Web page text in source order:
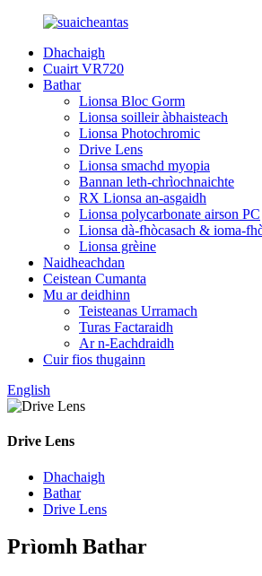
Dhachaigh
Cuairt VR720
Bathar
Lionsa Bloc Gorm
Lionsa soilleir àbhaisteach
Lionsa Photochromic
Drive Lens
Lionsa smachd myopia
Bannan leth-chrìochnaichte
RX Lionsa an-asgaidh
Lionsa polycarbonate airson PC
Lionsa dà-fhòcasach & ioma-
Lionsa grèine
Naidheachdan
Ceistean Cumanta
Mu ar deidhinn
Teisteanas Urramach
Turas Factaraidh
Ar n-Eachdraidh
Cuir fios thugainn
English
Drive Lens
Dhachaigh
Bathar
Drive Lens
Prìomh Bathar